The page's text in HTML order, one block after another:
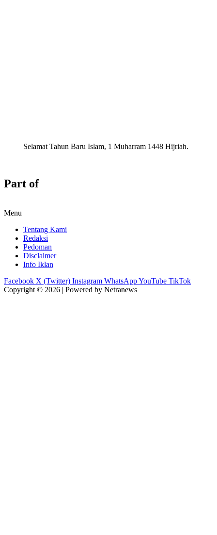
Selamat Tahun Baru Islam, 1 Muharram 1448 Hijriah.
Part of
Menu
Tentang Kami
Redaksi
Pedoman
Disclaimer
Info Iklan
Facebook X (Twitter) Instagram WhatsAppYouTube TikTok
Copyright © 2026 | Powered by Netranews